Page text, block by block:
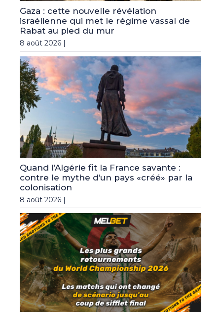
Gaza : cette nouvelle révélation
israélienne qui met le régime vassal de
Rabat au pied du mur
8 août 2026 |
Quand l’Algérie fit la France savante :
contre le mythe d’un pays «créé» par la
colonisation
8 août 2026 |